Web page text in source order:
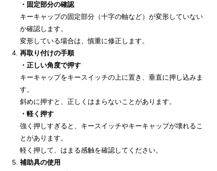
・固定部分の確認
キーキャップの固定部分（十字の軸など）が変形していない
か確認します。
変形している場合は、慎重に修正します。
再取り付けの手順
・正しい角度で押す
キーキャップをキースイッチの上に置き、垂直に押し込みま
す。
斜めに押すと、正しくはまらないことがあります。
・軽く押す
強く押しすぎると、キースイッチやキーキャップが壊れるこ
とがあります。
軽く押して、はまる感触を確認してください。
補助具の使用